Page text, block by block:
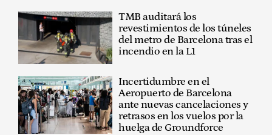
TMB auditará los
revestimientos de los túneles
del metro de Barcelona tras el
incendio en la L1
Incertidumbre en el
Aeropuerto de Barcelona
ante nuevas cancelaciones y
retrasos en los vuelos por la
huelga de Groundforce